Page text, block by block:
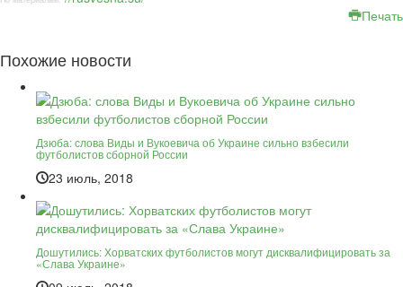
Печать
Похожие новости
Дзюба: слова Виды и Вукоевича об Украине сильно взбесили
футболистов сборной России
23 июль, 2018
Дошутились: Хорватских футболистов могут дисквалифицировать за
«Слава Украине»